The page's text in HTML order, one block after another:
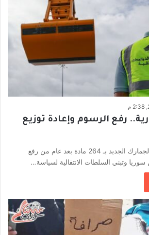
رفع الرسوم وإعادة توزيع
أصدرت سوريا قانون الجمارك الجديد بـ 264 مادة بعد عام من رفع
سوريا وتبني السلطات الانتقالية لسياسة…